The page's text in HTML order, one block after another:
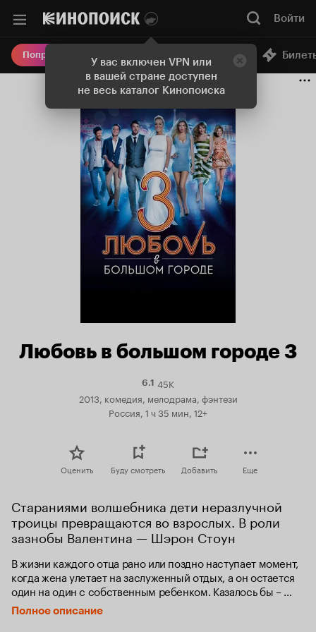
У вас включен VPN или
в вашей стране доступен
не весь каталог Кинопоиска
Войти
Попробовать Плюс Онлайн-кинотеатр
Любовь в большом городе 3
6.1Рейтинг
45K
2013, комедия, мелодрама, фэнтези
Россия, 1 ч 35 мин, 12+
Оценить Буду смотреть Добавить Еще
Стараниями волшебника дети неразлучной
троицы превращаются во взрослых. В роли
зазнобы Валентина — Шэрон Стоун
В жизни каждого отца рано или поздно наступает момент,
когда жена улетает на заслуженный отдых, а он остается
один на один с собственным ребенком. Казалось бы –
ничего сложного! Также подумали Игорь, Артем и Сауна,
даже не подозревая, какой «водопад» приключений
Полное описание